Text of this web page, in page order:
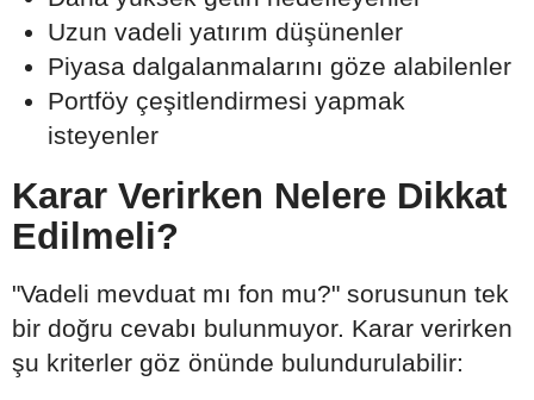
Uzun vadeli yatırım düşünenler
Piyasa dalgalanmalarını göze alabilenler
Portföy çeşitlendirmesi yapmak
isteyenler
Karar Verirken Nelere Dikkat
Edilmeli?
"Vadeli mevduat mı fon mu?" sorusunun tek
bir doğru cevabı bulunmuyor. Karar verirken
şu kriterler göz önünde bulundurulabilir: